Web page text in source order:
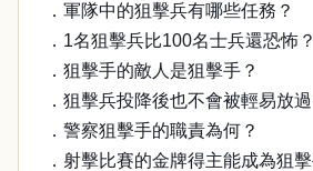
．軍隊中的狙擊兵有哪些任務？
．1名狙擊兵比100名士兵還恐怖？
．狙擊手的敵人是狙擊手？
．狙擊兵投降後也不會被輕易放過
．警察狙擊手的職責為何？
．射擊比賽的金牌得主能成為狙